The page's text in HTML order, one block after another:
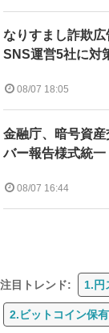
なりすまし詐欺
SNS運営5社に対
08/07 18:05
金融庁、暗号資
バー報告様式統一
08/07 16:44
注目トレンド: 1.円
2.ビットコイン保